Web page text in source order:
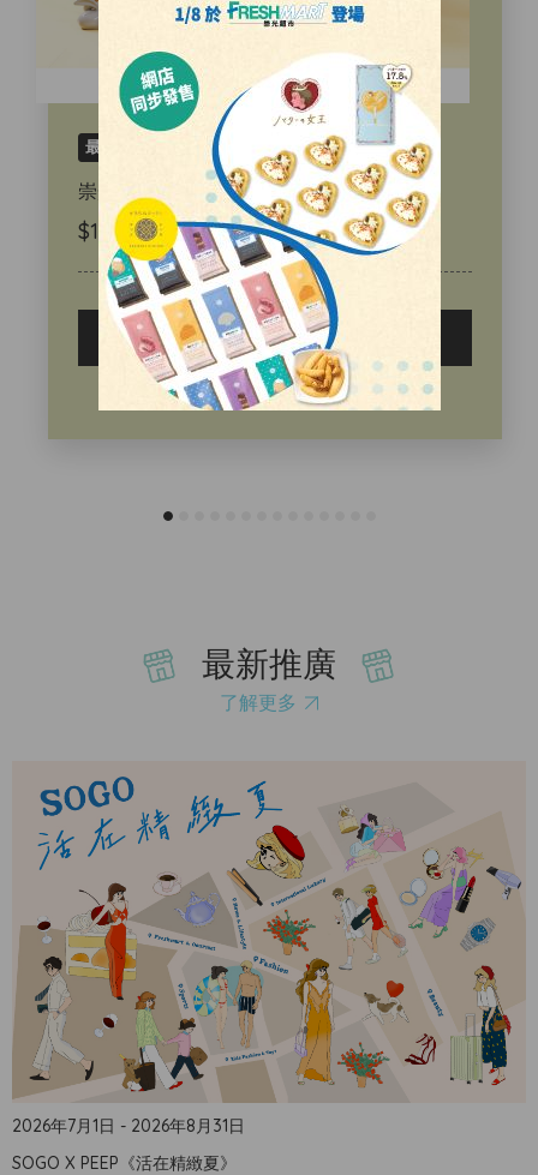
最新 會員早鳥優惠
崇光 Freshmart - H2. 秋彩明月 (大)
$1,288
立即選購
喜愛清單
最新推廣
了解更多
2026年7月1日 - 2026年8月31日
SOGO X PEEP《活在精緻夏》